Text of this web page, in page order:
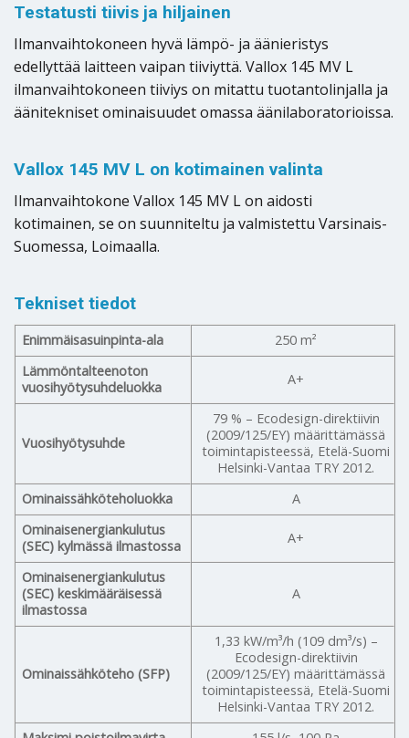
Testatusti tiivis ja hiljainen
Ilmanvaihtokoneen hyvä lämpö- ja äänieristys
edellyttää laitteen vaipan tiiviyttä. Vallox 145 MV L
ilmanvaihtokoneen tiiviys on mitattu tuotantolinjalla ja
äänitekniset ominaisuudet omassa äänilaboratorioissa.
Vallox 145 MV L on kotimainen valinta
Ilmanvaihtokone Vallox 145 MV L on aidosti
kotimainen, se on suunniteltu ja valmistettu Varsinais-
Suomessa, Loimaalla.
Tekniset tiedot
Enimmäisasuinpinta-ala
250 m²
Lämmöntalteenoton
vuosihyötysuhdeluokka
A+
Vuosihyötysuhde
79 % – Ecodesign-direktiivin
(2009/125/EY) määrittämässä
toimintapisteessä, Etelä-Suomi
Helsinki-Vantaa TRY 2012.
Ominaissähköteholuokka
A
Ominaisenergiankulutus
(SEC) kylmässä ilmastossa
A+
Ominaisenergiankulutus
(SEC) keskimääräisessä
ilmastossa
A
Ominaissähköteho (SFP)
1,33 kW/m³/h (109 dm³/s) –
Ecodesign-direktiivin
(2009/125/EY) määrittämässä
toimintapisteessä, Etelä-Suomi
Helsinki-Vantaa TRY 2012.